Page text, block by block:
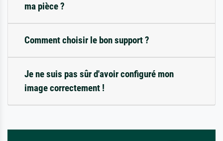
ma pièce ?
Comment choisir le bon support ?
Je ne suis pas sûr d'avoir configuré mon
image correctement !